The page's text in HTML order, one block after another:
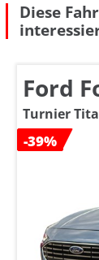
Diese
Ford
Turnier
-39%